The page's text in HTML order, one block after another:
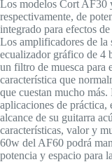
Los modelos Cort AF30
respectivamente, de
integrado para efectos
Los amplificadores de la
ecualizador gráfico de 4
un filtro de muesca para
característica que
que cuestan mucho
aplicaciones de
alcance de su guitarra
características, valor y
60w del AF60 podrá
potencia y espacio para